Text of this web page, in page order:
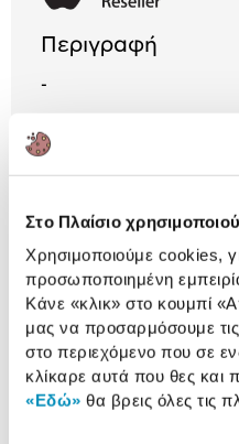
Στο Πλαίσιο
Χρησιμοποιούμε cookies,
προσωποποιημένη
Κάνε «κλικ» στο κουμπί
μας να προσαρμόσουμε
στο περιεχόμενο που σε
κλίκαρε αυτά που θες και
«Εδώ» θα βρεις όλες τις
Περιγραφή
-
Χαρακτηριστικά
USB-C:
Αναλυτική
παρουσίαση
Αναλυτική παρουσίαση